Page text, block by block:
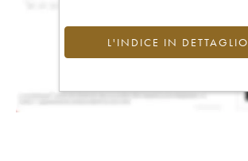
L'INDICE IN DETTAGLIO